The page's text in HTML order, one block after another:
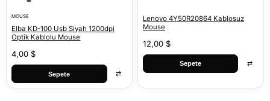
MOUSE
Elba KD-100 Usb Siyah 1200dpi
Optik Kablolu Mouse
4,00 $
Sepete ⇄
Lenovo 4Y50R20864 Kablosuz
Mouse
12,00 $
Sepete ⇄